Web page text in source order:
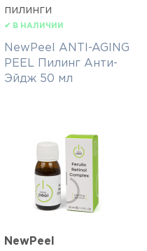
пилинги
✔ В НАЛИЧИИ
NewPeel ANTI-AGING
PEEL Пилинг Анти-
Эйдж 50 мл
NewPeel